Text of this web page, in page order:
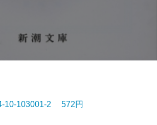
10-103001-2 572円